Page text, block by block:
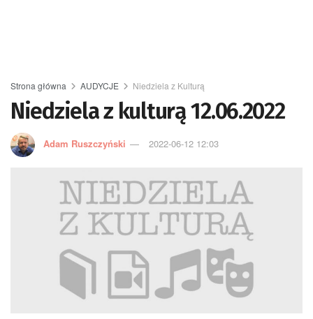
Strona główna AUDYCJE Niedziela z Kulturą
Niedziela z kulturą 12.06.2022
Adam Ruszczyński 2022-06-12 12:03